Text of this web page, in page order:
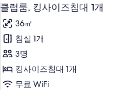
용
가
능
한
터
럽
룸,
킹
사
이
7
클럽룸, 킹사이즈침대 1개
36㎡
침실 1개
3명
킹사이즈침대 1개
무료 WiFi